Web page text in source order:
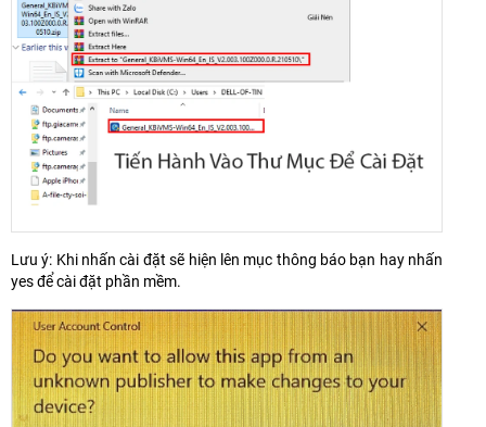
Lưu ý: Khi nhấn cài đặt sẽ hiện lên mục thông báo bạn hay nhấn
yes để cài đặt phần mềm.